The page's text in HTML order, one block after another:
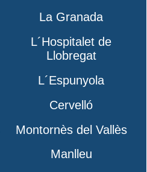
La Granada
L´Hospitalet de
Llobregat
L´Espunyola
Cervelló
Montornès del Vallès
Manlleu